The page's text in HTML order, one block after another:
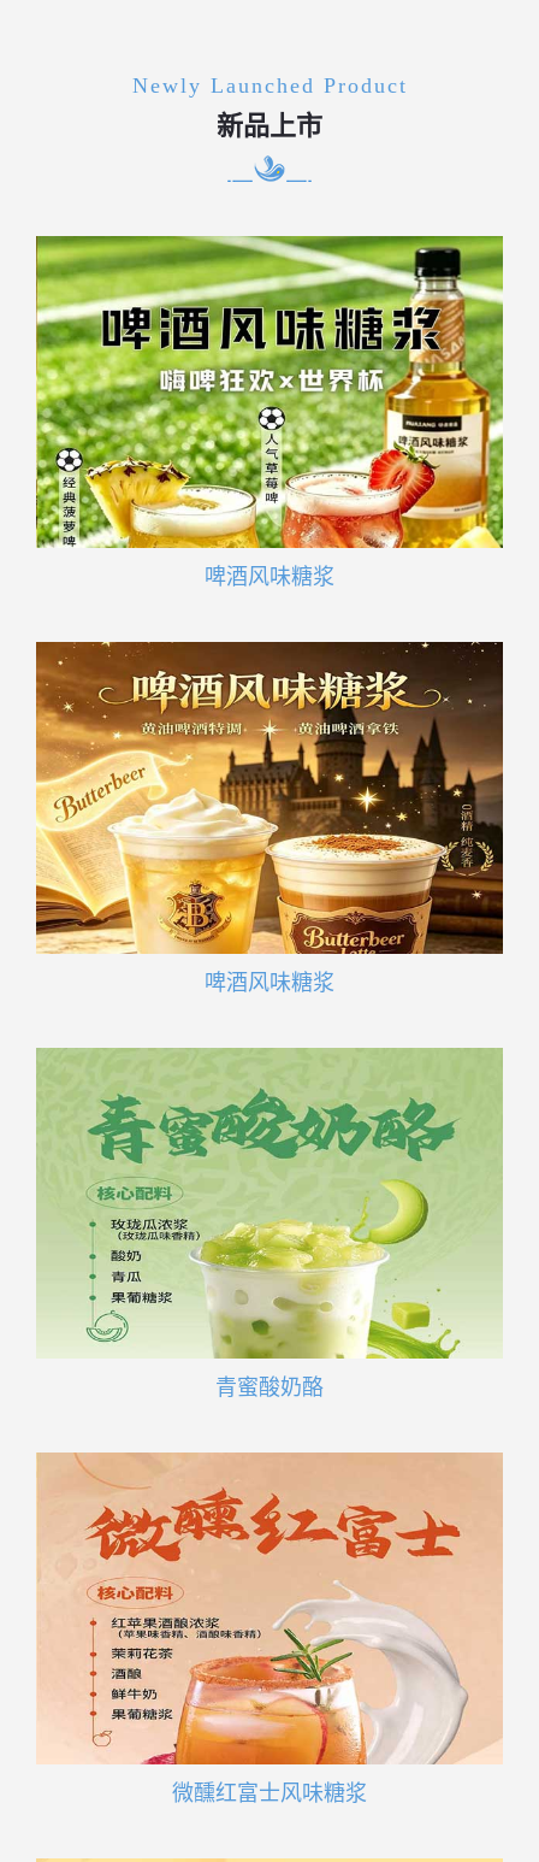
Newly Launched Product
新品上市
啤酒风味糖浆
啤酒风味糖浆
青蜜酸奶酪
微醺红富士风味糖浆